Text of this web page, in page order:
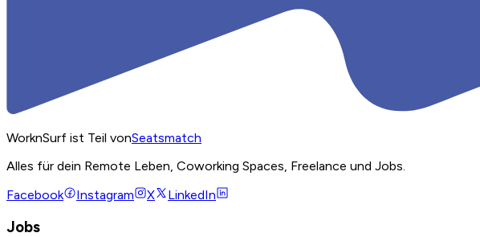
WorknSurf ist Teil vonSeatsmatch
Alles für dein Remote Leben, Coworking Spaces, Freelance und Jobs.
Facebook
Instagram X LinkedIn
Jobs